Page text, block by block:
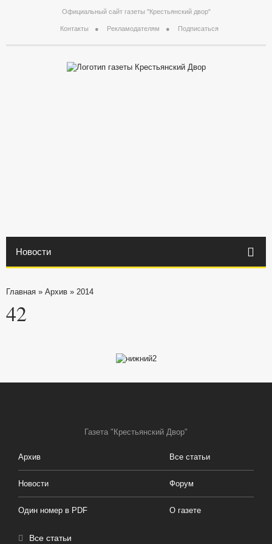
Официальный сайт газеты "Крестьянский двор"
Контакты Рекламодателям Подписаться
Новости
Главная » Архив » 2014
42
Газета "Крестьянский Двор"
Архив Все статьи
Новости Форум
Один номер в PDF О газете
Все статьи